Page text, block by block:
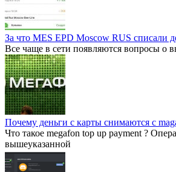
За что MES EPD Moscow RUS списали
Все чаще в сети появляются вопросы о
Почему деньги с карты снимаются с
Что такое megafon top up payment ?
вышеуказанной